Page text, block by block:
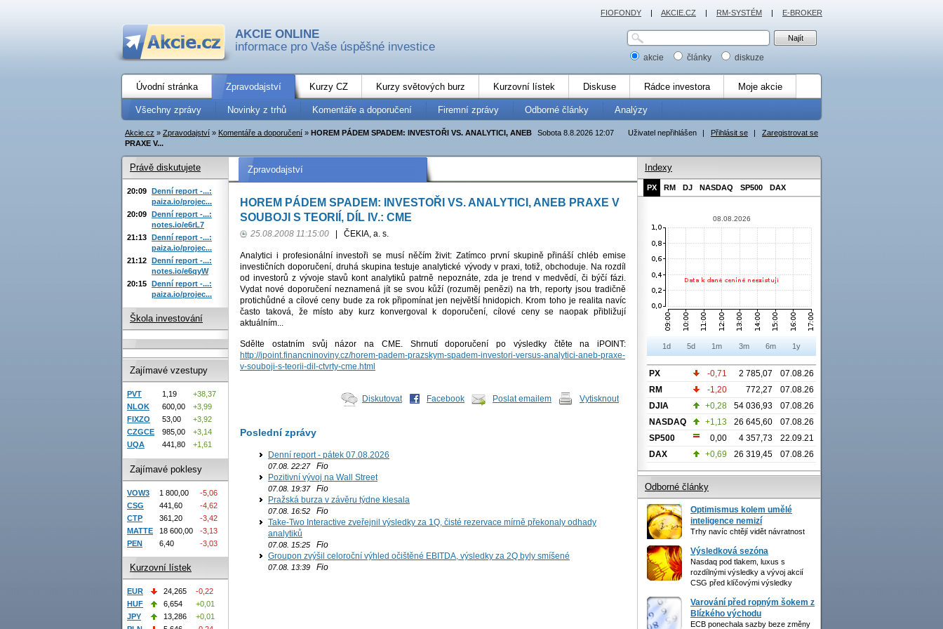
AKCIE ONLINE
informace pro Vaše úspěšné investice
akcie články diskuze
Úvodní stránka Zpravodajství Kurzy CZ Kurzy světových burz Kurzovní lístek Diskuse Rádce investora Moje akcie
Všechny zprávy Novinky z trhů Komentáře a doporučení Firemní zprávy Odborné články Analýzy
Uživatel nepřihlášen | Přihlásit se | Zaregistrovat se
Sobota 8.8.2026 12:07
Akcie.cz » Zpravodajství » Komentáře a doporučení » HOREM PÁDEM SPADEM: INVESTOŘI VS. ANALYTICI, ANEB
PRAXE V...
Zpravodajství
HOREM PÁDEM SPADEM: INVESTOŘI VS. ANALYTICI, ANEB PRAXE V
SOUBOJI S TEORIÍ, DÍL IV.: CME
25.08.2008 11:15:00 ČEKIA, a. s.
Analytici i profesionální investoři se musí něčím živit: Zatímco první skupině přináší chléb emise
investičních doporučení, druhá skupina testuje analytické vývody v praxi, totiž, obchoduje. Na rozdíl
od investorů z vývoje stavů kont analytiků patrně nepoznáte, zda je trend v medvědí, či býčí fázi.
Vydat nové doporučení neznamená jít se svou kůží (rozuměj penězi) na trh, reporty jsou tradičně
protichůdné a cílové ceny bude za rok připomínat jen největší hnidopich. Krom toho je realita navíc
často taková, že místo aby kurz konvergoval k doporučení, cílové ceny se naopak přibližují
aktuálním...
Sdělte ostatním svůj názor na CME. Shrnutí doporučení po výsledky čtěte na iPOINT:
http://ipoint.financninoviny.cz/horem-padem-prazskym-spadem-investori-versus-analytici-aneb-praxe-
v-souboji-s-teorii-dil-ctvrty-cme.html
Diskutovat Facebook Poslat emailem Vytisknout
Poslední zprávy
Denní report - pátek 07.08.2026
07.08. 22:27Fio
Pozitivní vývoj na Wall Street
07.08. 19:37Fio
Pražská burza v závěru týdne klesala
07.08. 16:52 Fio
Take-Two Interactive zveřejnil výsledky za 1Q, čisté rezervace mírně překonaly odhady
analytiků
07.08. 15:25 Fio
Groupon zvýšil celoroční výhled očištěné EBITDA, výsledky za 2Q byly smíšené
07.08. 13:39 Fio
Právě diskutujete
20:09 Denní report -...:
paiza.io/projec...
20:09 Denní report -...:
notes.io/e6rL7
21:13 Denní report -...:
paiza.io/projec...
21:12 Denní report -...:
notes.io/e6qyW
20:15 Denní report -...:
paiza.io/projec...
Škola investování
Zajímavé vzestupy
PVT 1,19
+38,37
NLOK
600,00
+3,99
FIXZO
53,00
+3,92
CZGCE
985,00
+3,14
UQA
441,80 +1,61
Zajímavé poklesy
VOW3 1 800,00
-5,06
CSG
441,60
-4,62
CTP
361,20
-3,42
MATTE
18 600,00
-3,13
PEN
6,40 -3,03
Kurzovní lístek
EUR 24,265
-0,22
HUF
6,654
+0,01
JPY
13,286
+0,01
Indexy
PX RM DJ NASDAQ SP500 DAX
08.08.2026
1d 5d 1m 3m 6m 1y
PX -0,71 2 785,07
07.08.26
RM
-1,20 772,27
07.08.26
DJIA
+0,28 54 036,93
07.08.26
NASDAQ
+1,13 26 645,60
07.08.26
SP500
0,00 4 357,73
22.09.21
DAX
+0,69 26 319,45 07.08.26
Odborné články
Optimismus kolem umělé
inteligence nemizí
Trhy navíc chtějí vidět návratnost
Výsledková sezóna
Nasdaq pod tlakem, luxus s
rozdílnými výsledky a vývoj akcií
CSG před klíčovými výsledky
Varování před ropným šokem z
Blízkého východu
ECB ponechala sazby beze změny
FIOFONDY | AKCIE.CZ | RM-SYSTÉM | E-BROKER